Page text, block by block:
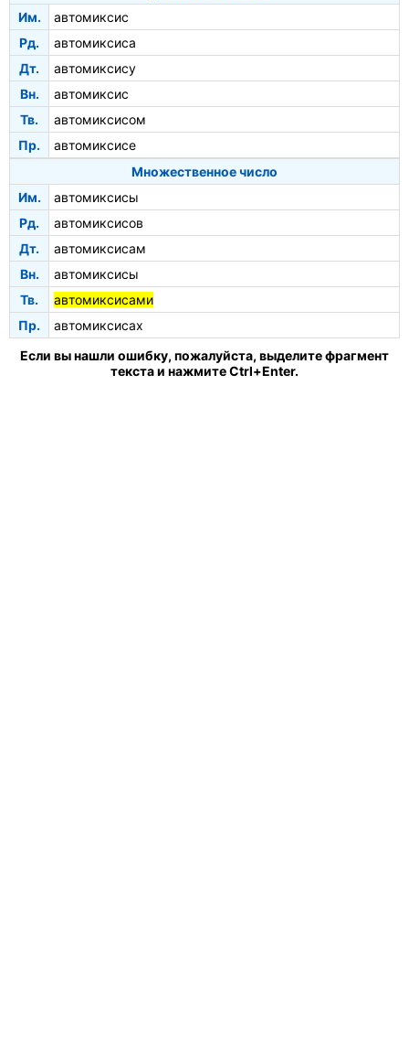
Им.
автомиксис
Рд.
автомиксиса
Дт.
автомиксису
Вн.
автомиксис
Тв.
автомиксисом
Пр.
автомиксисе
Множественное число
Им.
автомиксисы
Рд.
автомиксисов
Дт.
автомиксисам
Вн.
автомиксисы
Тв.
автомиксисами
Пр.
автомиксисах
Если вы нашли ошибку, пожалуйста, выделите фрагмент
текста и нажмите Ctrl+Enter.